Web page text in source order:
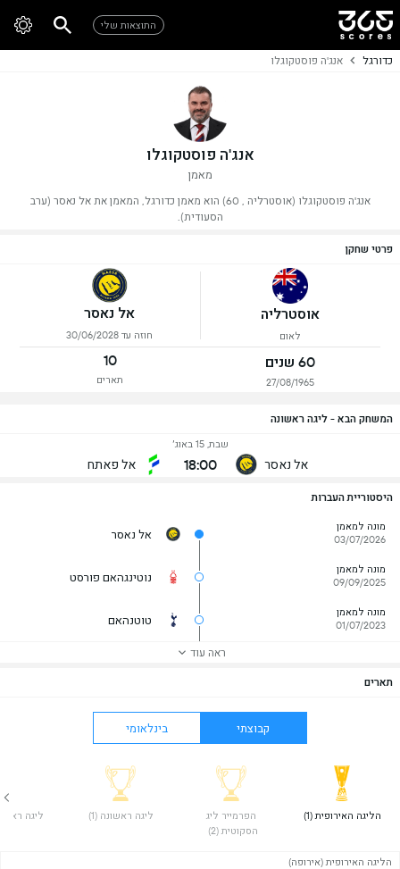
התוצאות שלי
כדורגל אנג'ה פוסטקוגלו
אנג'ה פוסטקוגלו
מאמן
אנג'ה פוסטקוגלו (אוסטרליה , 60) הוא מאמן כדורגל, המאמן את אל נאסר (ערב
הסעודית).
פרטי שחקן
אוסטרליה
לאום
אל נאסר
חוזה עד 30/06/2028
60 שנים
27/08/1965
10
תארים
המשחק הבא - ליגה ראשונה
אל נאסר
שבת, 15 באוג׳
18:00 אל פאתח
היסטוריית העברות
מונה למאמן
03/07/2026
אל נאסר
מונה למאמן
09/09/2025
נוטינגהאם פורסט
מונה למאמן
01/07/2023
טוטנהאם
ראה עוד
תארים
קבוצתי בינלאומי
הליגה האירופית (1)
הפרמייר ליג
הסקוטית (2)
ליגה ראשונה (1) ליגה
הליגה האירופית (אירופה)